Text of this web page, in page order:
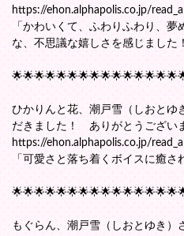
https://ehon.alphapolis.co.jp/
「かわいくて、ふわりふわり、
な、不思議な嬉しさを感じました
ひかりんと花、潮戸雪（しおとゆ
だきました！ ありがとうござい
https://ehon.alphapolis.co.jp/
「可愛さと落ち着くボイスに癒
もぐらん、潮戸雪（しおとゆき）